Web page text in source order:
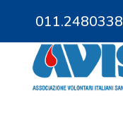
011.2480338
011.9685828